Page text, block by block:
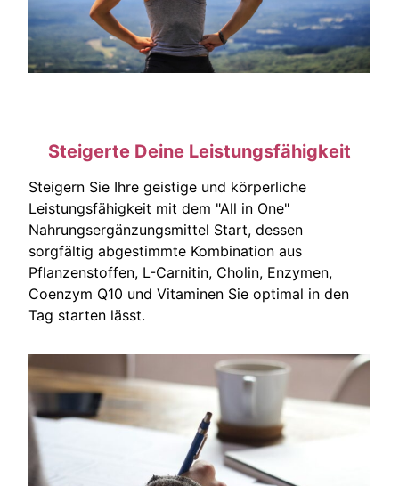
Steigerte Deine Leistungsfähigkeit
Steigern Sie Ihre geistige und körperliche
Leistungsfähigkeit mit dem "All in One"
Nahrungsergänzungsmittel Start, dessen
sorgfältig abgestimmte Kombination aus
Pflanzenstoffen, L-Carnitin, Cholin, Enzymen,
Coenzym Q10 und Vitaminen Sie optimal in den
Tag starten lässt.